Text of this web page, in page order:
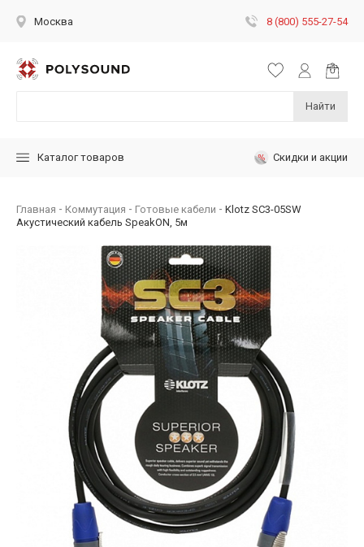
Москва 8 (800) 555-27-54
Найти
Каталог товаров Скидки и акции
Главная Коммутация Готовые кабели
Klotz SC3-05SW
Акустический кабель SpeakON, 5м